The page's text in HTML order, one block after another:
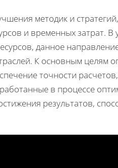
методик и
и временных затрат.
данное
К основным целям
точности
в процессе
результатов,